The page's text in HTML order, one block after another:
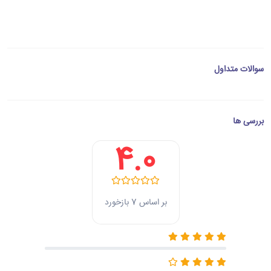
سوالات متداول
بررسی ها
4.0
بر اساس 7 بازخورد